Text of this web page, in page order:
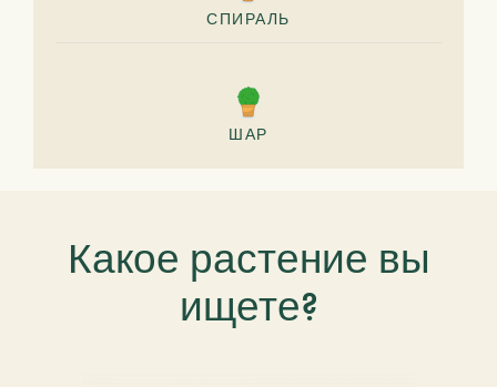
СПИРАЛЬ
ШАР
Какое растение вы
ищете?